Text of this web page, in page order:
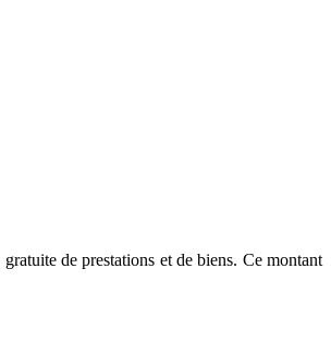
de prestations et de biens. Ce montant